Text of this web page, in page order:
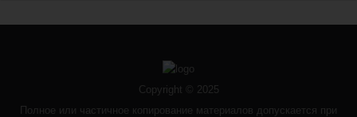
Copyright © 2025
Полное или частичное копирование материалов допускается при